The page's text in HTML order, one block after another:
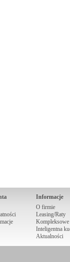
Informacje
O firmie
Leasing/Raty
Kompleksowe
Inteligentna
Aktualności